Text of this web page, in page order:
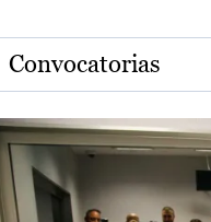
Convocatorias